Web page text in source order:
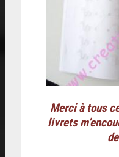
Merci à tous
livrets